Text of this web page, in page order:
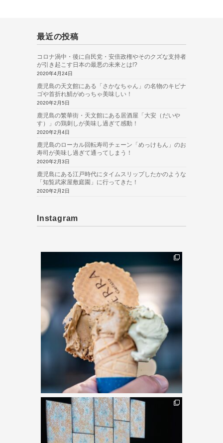
最近の投稿
コロナ渦中・後に自民党・安倍政権やそのクズな支持者
が引き起こす日本の最悪の未来とは!?
2020年4月24日
鹿児島の天文館にある「さかなちゃん」の名物のキビナ
ゴや首折れ鯖がめっちゃ美味しい！
2020年2月5日
鹿児島の繁華街・天文館にある居酒屋「大安（だいや
す）」の鶏刺しが美味し過ぎて感動！
2020年2月4日
鹿児島のローカル回転寿司チェーン「めっけもん」のお
寿司が美味し過ぎて通ってしまう！
2020年2月3日
鹿児島にある江戸時代にタイムスリップしたかのような
「知覧武家屋敷庭園」に行ってきた！
2020年2月2日
Instagram